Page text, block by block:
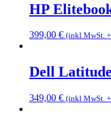
HP
399,00 € (inkl MwSt.
Dell
349,00 € (inkl MwSt.